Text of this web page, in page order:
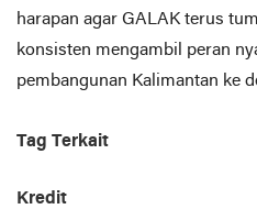
harapan agar GALAK terus
konsisten mengambil peran
pembangunan Kalimantan ke
Tag Terkait
Kredit